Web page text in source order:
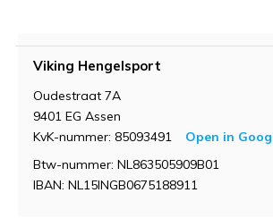
Viking Hengelsport
Oudestraat 7A
9401 EG Assen
KvK-nummer: 85093491
Open in
Btw-nummer: NL863505909B01
IBAN: NL15INGB0675188911